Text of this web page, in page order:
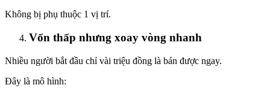
Không bị phụ thuộc 1 vị trí.
Vốn thấp nhưng xoay vòng nhanh
Nhiều người bắt đầu chỉ vài triệu đồng là bán được ngay.
Đây là mô hình: